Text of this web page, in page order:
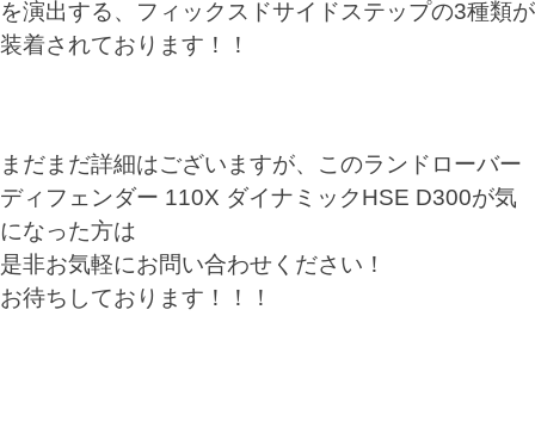
を演出する、フィックスドサイドステップの3種類が
装着されております！！
まだまだ詳細はございますが、このランドローバー
ディフェンダー 110X ダイナミックHSE D300が気
になった方は
是非お気軽にお問い合わせください！
お待ちしております！！！